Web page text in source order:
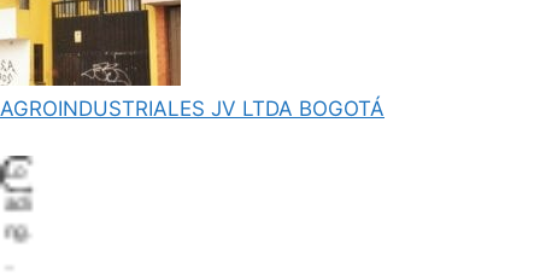
AGROINDUSTRIALES JV LTDA BOGOTÁ
L
o
d
i
g
.